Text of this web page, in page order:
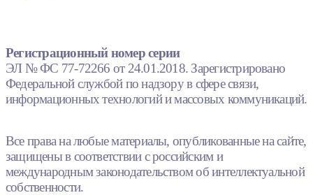
Регистрационный номер серии
ЭЛ № ФС 77-72266 от 24.01.2018. Зарегистрировано
Федеральной службой по надзору в сфере связи,
информационных технологий и массовых коммуникаций.
Все права на любые материалы, опубликованные на сайте,
защищены в соответствии с российским и
международным законодательством об интеллектуальной
собственности.